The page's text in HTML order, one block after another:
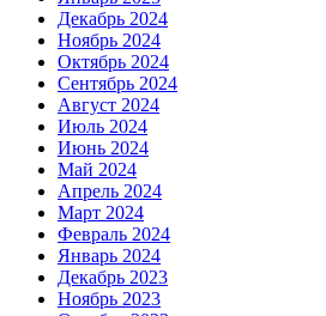
Декабрь 2024
Ноябрь 2024
Октябрь 2024
Сентябрь 2024
Август 2024
Июль 2024
Июнь 2024
Май 2024
Апрель 2024
Март 2024
Февраль 2024
Январь 2024
Декабрь 2023
Ноябрь 2023